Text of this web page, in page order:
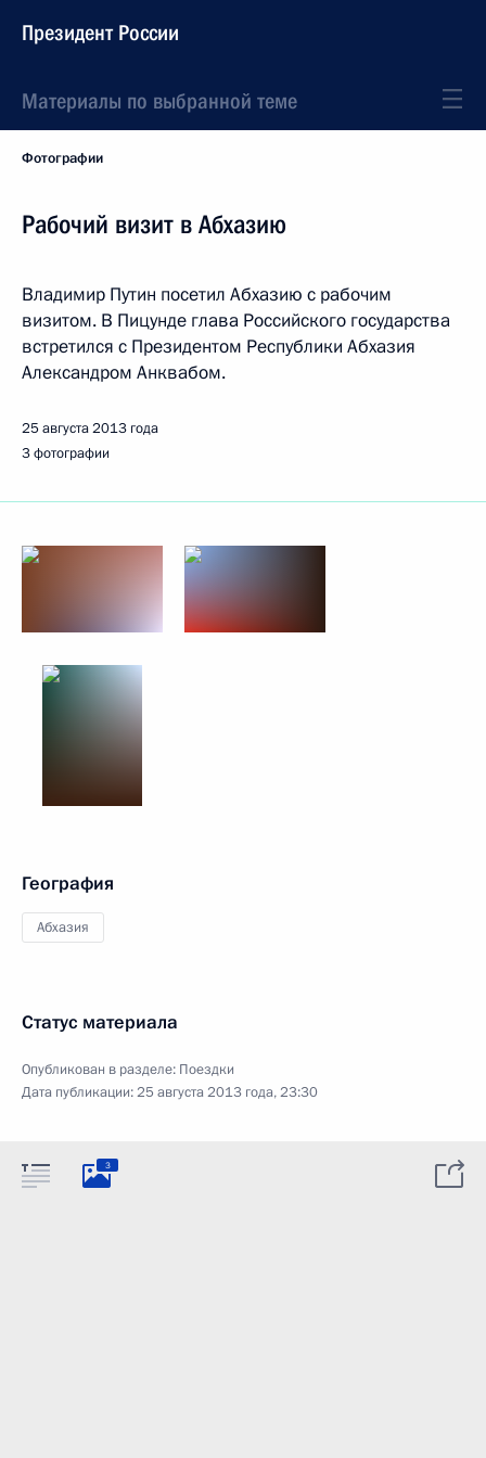
Президент России
Материалы по выбранной теме
Фотографии
Рабочий визит в Абхазию
Владимир Путин посетил Абхазию с рабочим
визитом. В Пицунде глава Российского государства
встретился с Президентом Республики Абхазия
Александром Анквабом.
25 августа 2013 года
3 фотографии
География
Абхазия
Статус материала
Опубликован в разделе: Поездки
Дата публикации:25 августа 2013 года, 23:30
3